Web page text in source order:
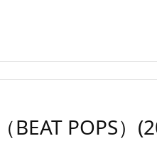
BEAT POPS）